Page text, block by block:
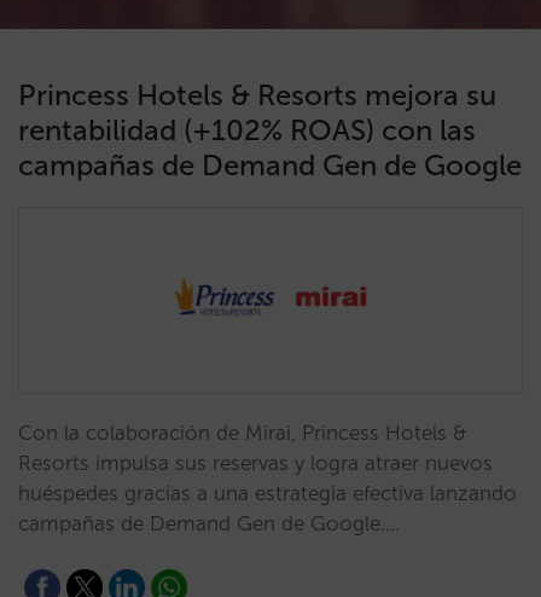
Princess Hotels & Resorts mejora su
rentabilidad (+102% ROAS) con las
campañas de Demand Gen de Google
Con la colaboración de Mirai, Princess Hotels &
Resorts impulsa sus reservas y logra atraer nuevos
huéspedes gracias a una estrategia efectiva lanzando
campañas de Demand Gen de Google.…